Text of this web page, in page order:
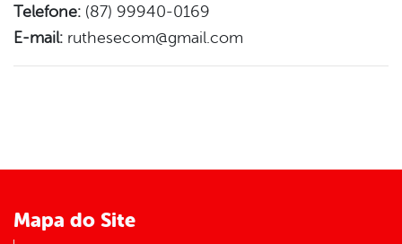
Telefone: (87) 99940-0169
E-mail: ruthesecom@gmail.com
Mapa do Site